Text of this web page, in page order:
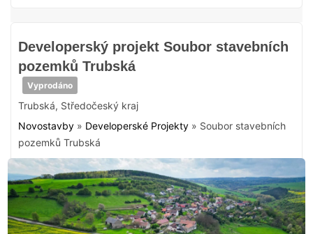
Developerský projekt Soubor stavebních
pozemků Trubská
Vyprodáno
Trubská, Středočeský kraj
Novostavby » Developerské Projekty » Soubor stavebních
pozemků Trubská